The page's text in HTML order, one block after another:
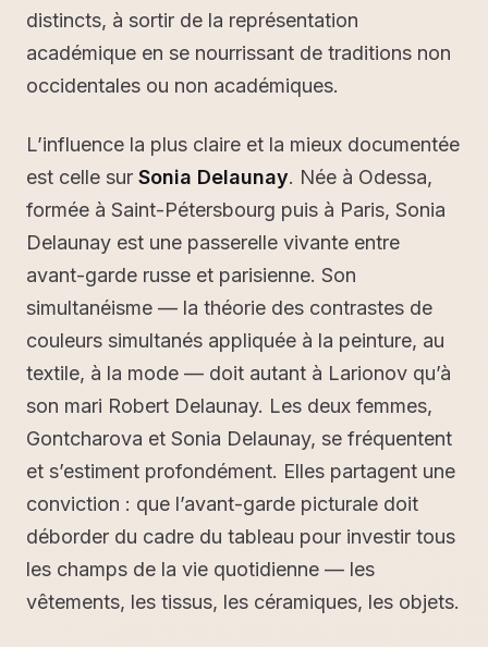
distincts, à sortir de la représentation
académique en se nourrissant de traditions non
occidentales ou non académiques.
L’influence la plus claire et la mieux documentée
est celle sur Sonia Delaunay. Née à Odessa,
formée à Saint-Pétersbourg puis à Paris, Sonia
Delaunay est une passerelle vivante entre
avant-garde russe et parisienne. Son
simultanéisme — la théorie des contrastes de
couleurs simultanés appliquée à la peinture, au
textile, à la mode — doit autant à Larionov qu’à
son mari Robert Delaunay. Les deux femmes,
Gontcharova et Sonia Delaunay, se fréquentent
et s’estiment profondément. Elles partagent une
conviction : que l’avant-garde picturale doit
déborder du cadre du tableau pour investir tous
les champs de la vie quotidienne — les
vêtements, les tissus, les céramiques, les objets.